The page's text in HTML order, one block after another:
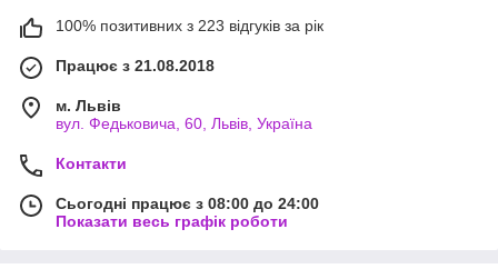
100% позитивних з 223 відгуків за рік
Працює з 21.08.2018
м. Львів
вул. Федьковича, 60, Львів, Україна
Контакти
Сьогодні працює з 08:00 до 24:00
Показати весь графік роботи